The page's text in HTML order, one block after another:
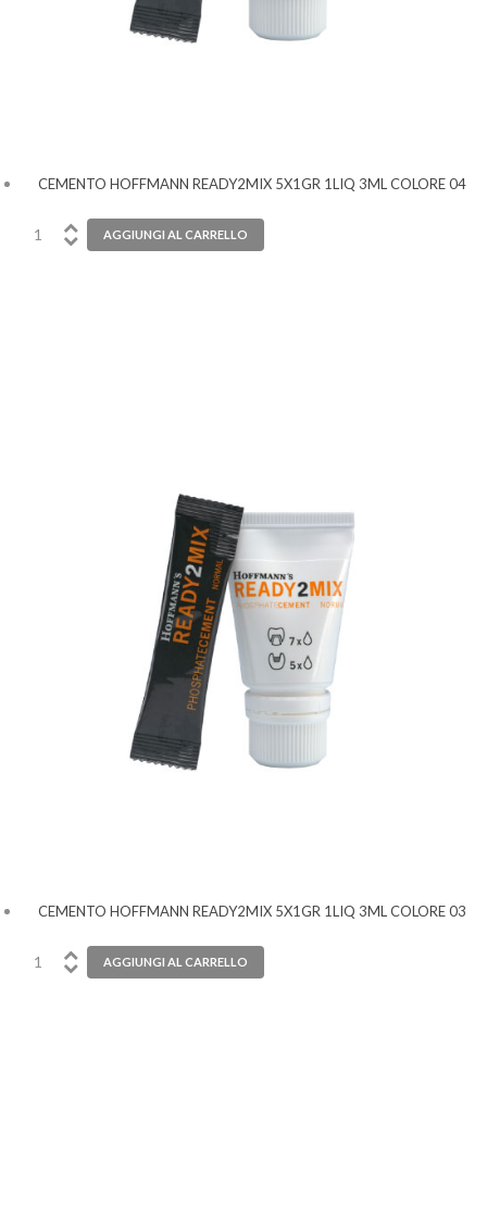
CEMENTO HOFFMANN READY2MIX 5X1GR 1LIQ 3ML COLORE 04
CEMENTO HOFFMANN READY2MIX 5X1GR 1LIQ 3ML COLORE 03